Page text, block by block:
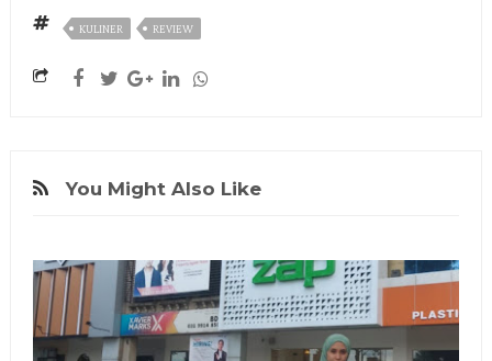
KULINER REVIEW
You Might Also Like